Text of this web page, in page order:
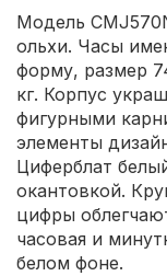
Модель
ольхи. Часы
форму, размер
кг. Корпус
фигурными
элементы
Циферблат
окантовкой.
цифры
часовая и
белом фоне.